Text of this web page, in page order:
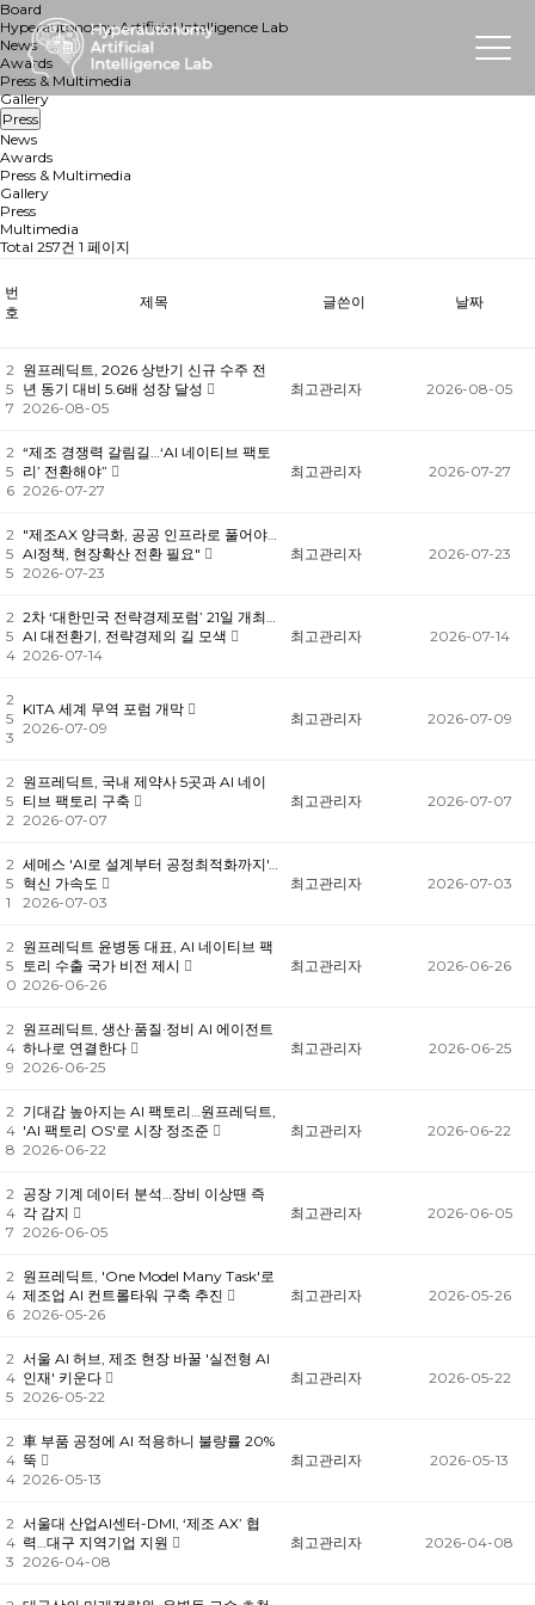
Board
Hyperautonomy Artificial Intelligence Lab
News
Awards
Press & Multimedia
Gallery
Press
News
Awards
Press & Multimedia
Gallery
Press
Multimedia
Total 257건 1 페이지
번
호
제목 글쓴이 날짜
2
5
7
원프레딕트, 2026 상반기 신규 수주 전
년 동기 대비 5.6배 성장 달성
2026-08-05
최고관리자 2026-08-05
2
5
6
“제조 경쟁력 갈림길…‘AI 네이티브 팩토
리’ 전환해야”
2026-07-27
최고관리자 2026-07-27
2
5
5
"제조AX 양극화, 공공 인프라로 풀어야…
AI정책, 현장확산 전환 필요"
2026-07-23
최고관리자 2026-07-23
2
5
4
2차 ‘대한민국 전략경제포럼’ 21일 개최…
AI 대전환기, 전략경제의 길 모색
2026-07-14
최고관리자 2026-07-14
2
5
3
KITA 세계 무역 포럼 개막
2026-07-09
최고관리자 2026-07-09
2
5
2
원프레딕트, 국내 제약사 5곳과 AI 네이
티브 팩토리 구축
2026-07-07
최고관리자 2026-07-07
2
5
1
세메스 'AI로 설계부터 공정최적화까지'…
혁신 가속도
2026-07-03
최고관리자 2026-07-03
2
5
0
원프레딕트 윤병동 대표, AI 네이티브 팩
토리 수출 국가 비전 제시
2026-06-26
최고관리자 2026-06-26
2
4
9
원프레딕트, 생산·품질·정비 AI 에이전트
하나로 연결한다
2026-06-25
최고관리자 2026-06-25
2
4
8
기대감 높아지는 AI 팩토리…원프레딕트,
'AI 팩토리 OS'로 시장 정조준
2026-06-22
최고관리자 2026-06-22
2
4
7
공장 기계 데이터 분석…장비 이상땐 즉
각 감지
2026-06-05
최고관리자 2026-06-05
2
4
6
원프레딕트, 'One Model Many Task'로
제조업 AI 컨트롤타워 구축 추진
2026-05-26
최고관리자 2026-05-26
2
4
5
서울 AI 허브, 제조 현장 바꿀 '실전형 AI
인재' 키운다
2026-05-22
최고관리자 2026-05-22
2
4
4
車 부품 공정에 AI 적용하니 불량률 20%
뚝
2026-05-13
최고관리자 2026-05-13
2
4
3
서울대 산업AI센터-DMI, ‘제조 AX’ 협
력…대구 지역기업 지원
2026-04-08
최고관리자 2026-04-08